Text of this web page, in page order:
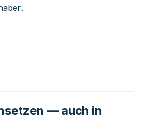
— auch in